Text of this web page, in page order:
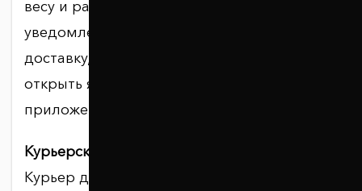
весу и размеру ячейки. После
уведомления необходимо оплатить
доставку, если она не оплачена ранее, и
открыть ячейку по инструкции в
приложении Meest Почта.
Курьерская доставка.
Курьер доставляет заказ по указанному